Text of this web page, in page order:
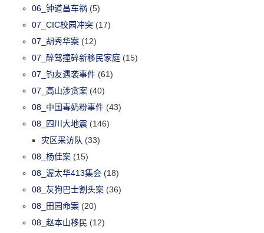
06_钟道昌车祸 (5)
07_CIC校园冲突 (17)
07_胡秀华案 (12)
07_醉驾撞碎新移民家庭 (15)
07_钓友遇袭事件 (61)
07_高山涉贪案 (40)
08_中国毒奶粉事件 (43)
08_四川大地震 (146)
灾区采访队 (33)
08_杨佳案 (15)
08_渥太华413集会 (18)
08_灰狗巴士割头案 (36)
08_田园命案 (20)
08_赵本山移民 (12)